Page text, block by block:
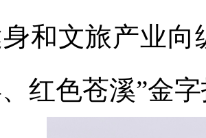
身和文旅产业
红色苍溪”金